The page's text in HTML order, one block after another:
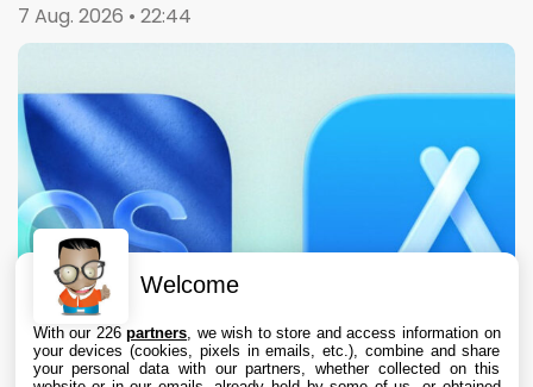
7 Aug. 2026 • 22:44
Welcome
With our 226partners , we wish to store and access information on
your devices (cookies, pixels in emails, etc.), combine and share
your personal data with our partners, whether collected on this